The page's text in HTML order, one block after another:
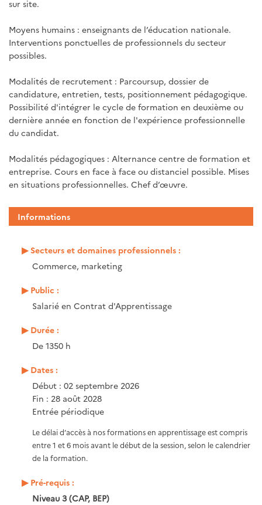
sur site.
Moyens humains : enseignants de l’éducation nationale.
Interventions ponctuelles de professionnels du secteur
possibles.
Modalités de recrutement : Parcoursup, dossier de
candidature, entretien, tests, positionnement pédagogique.
Possibilité d'intégrer le cycle de formation en deuxième ou
dernière année en fonction de l'expérience professionnelle
du candidat.
Modalités pédagogiques : Alternance centre de formation et
entreprise. Cours en face à face ou distanciel possible. Mises
en situations professionnelles. Chef d’œuvre.
Informations
Secteurs et domaines professionnels :
Commerce, marketing
Public :
Salarié en Contrat d'Apprentissage
Durée :
De 1350 h
Dates :
Début : 02 septembre 2026
Fin : 28 août 2028
Entrée périodique
Le délai d’accès à nos formations en apprentissage est compris
entre 1 et 6 mois avant le début de la session, selon le calendrier
de la formation.
Pré-requis :
Niveau 3 (CAP, BEP)